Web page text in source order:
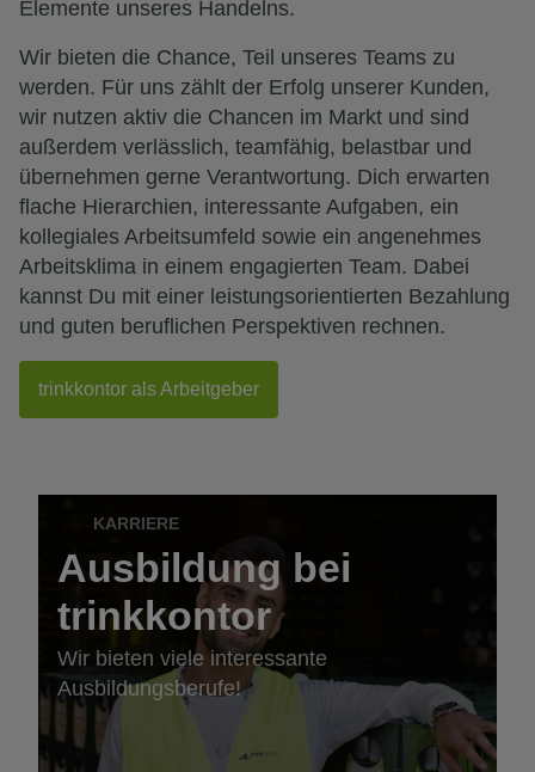
Elemente unseres Handelns.
Wir bieten die Chance, Teil unseres Teams zu
werden. Für uns zählt der Erfolg unserer Kunden,
wir nutzen aktiv die Chancen im Markt und sind
außerdem verlässlich, teamfähig, belastbar und
übernehmen gerne Verantwortung. Dich erwarten
flache Hierarchien, interessante Aufgaben, ein
kollegiales Arbeitsumfeld sowie ein angenehmes
Arbeitsklima in einem engagierten Team. Dabei
kannst Du mit einer leistungsorientierten Bezahlung
und guten beruflichen Perspektiven rechnen.
trinkkontor als Arbeitgeber
KARRIERE
Ausbildung bei
trinkkontor
Wir bieten viele interessante
Ausbildungsberufe!